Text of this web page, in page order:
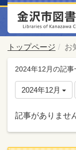
トップページ お
2024年12月の記事
2024年12月
記事がありませ